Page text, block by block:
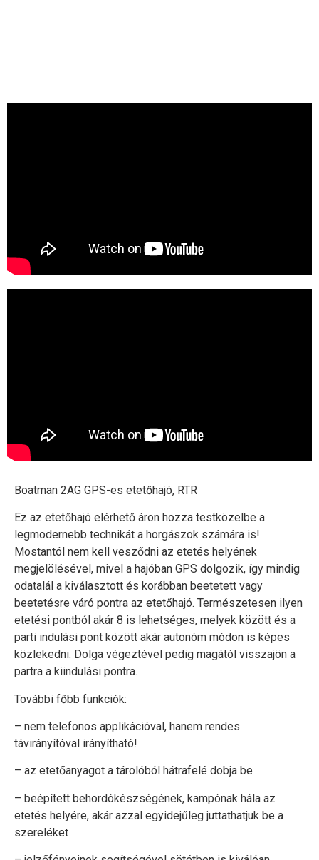
Boatman 2AG GPS-es etetőhajó, RTR
Ez az etetőhajó elérhető áron hozza testközelbe a
legmodernebb technikát a horgászok számára is!
Mostantól nem kell vesződni az etetés helyének
megjelölésével, mivel a hajóban GPS dolgozik, így mindig
odatalál a kiválasztott és korábban beetetett vagy
beetetésre váró pontra az etetőhajó. Természetesen ilyen
etetési pontból akár 8 is lehetséges, melyek között és a
parti indulási pont között akár autonóm módon is képes
közlekedni. Dolga végeztével pedig magától visszajön a
partra a kiindulási pontra.
További főbb funkciók:
– nem telefonos applikációval, hanem rendes
távirányítóval irányítható!
– az etetőanyagot a tárolóból hátrafelé dobja be
– beépített behordókészségének, kampónak hála az
etetés helyére, akár azzal egyidejűleg juttathatjuk be a
szereléket